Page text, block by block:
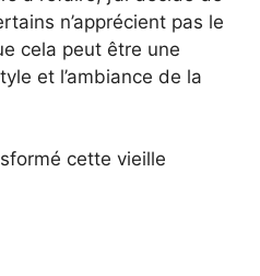
n’apprécient pas le
cela peut être une
et l’ambiance de la
cette vieille